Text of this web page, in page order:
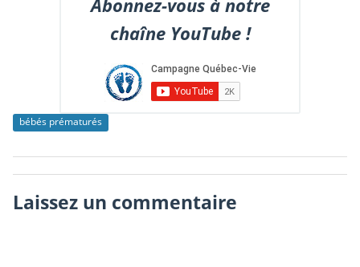
chaîne YouTube !
bébés prématurés
Laissez un commentaire